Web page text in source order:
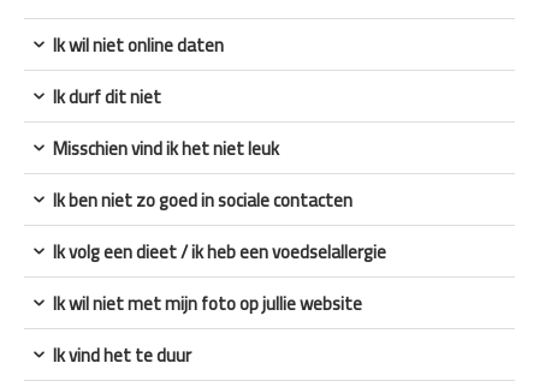
Ik wil niet online daten
Ik durf dit niet
Misschien vind ik het niet leuk
Ik ben niet zo goed in sociale contacten
Ik volg een dieet / ik heb een voedselallergie
Ik wil niet met mijn foto op jullie website
Ik vind het te duur